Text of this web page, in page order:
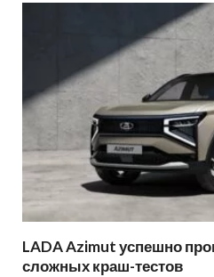
LADA Azimut успешно
сложных краш-тестов